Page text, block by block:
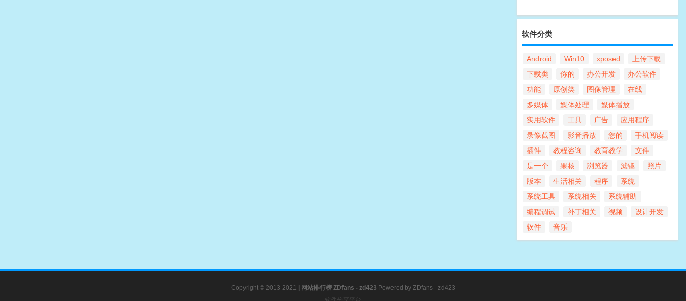
软件分类
Android Win10 xposed
上传下载
下载类
你的 办公开发
办公软件
功能
原创类 图像管理
在线
多媒体
媒体处理
媒体播放
实用软件
工具 广告
应用程序
录像截图
影音播放 您的
手机阅读
插件
教程咨询 教育教学
文件
是一个
果核 浏览器 滤镜
照片
版本
生活相关 程序
系统
系统工具
系统相关
系统辅助
编程调试
补丁相关 视频
设计开发
软件
音乐
Copyright © 2013-2021 网站排行榜ZDfans - zd423 Powered by ZDfans - zd423